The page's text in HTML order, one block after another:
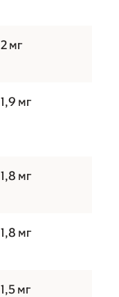
2 мг
1,9 мг
1,8 мг
1,8 мг
1,5 мг